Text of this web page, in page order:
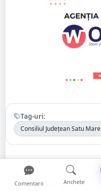
Tag-uri:
Consiliul Județean Satu Mare
Citește și
Comentarii Anchete